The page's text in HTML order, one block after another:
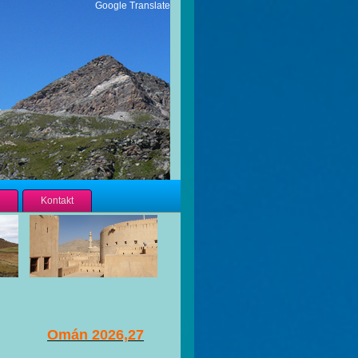
Google Translate
Kontakt
Omán 2026,27